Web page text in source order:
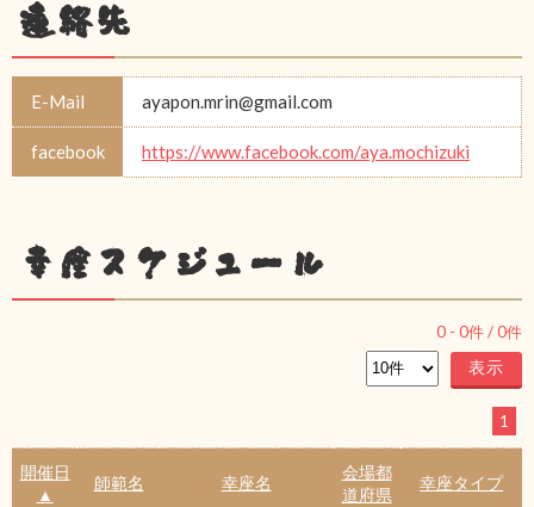
連絡先
E-Mail ayapon.mrin@gmail.com
facebook https://www.facebook.com/aya.mochizuki
幸座スケジュール
0 - 0件 /0件
1
開催日
▲
師範名 幸座名
会場都
道府県
幸座タイプ